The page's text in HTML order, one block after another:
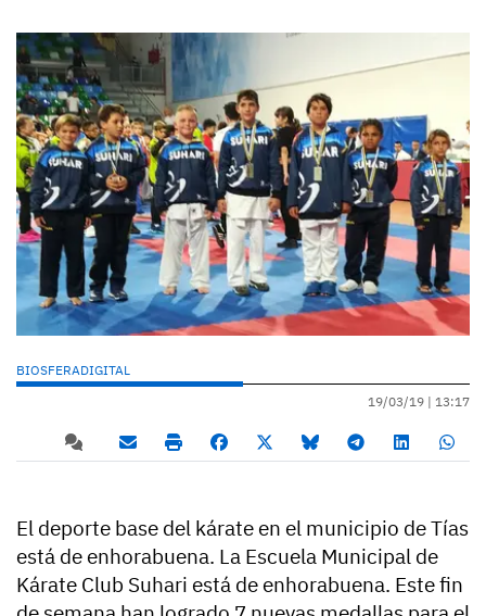
BIOSFERADIGITAL
19/03/19 | 13:17
El deporte base del kárate en el municipio de Tías
está de enhorabuena. La Escuela Municipal de
Kárate Club Suhari está de enhorabuena. Este fin